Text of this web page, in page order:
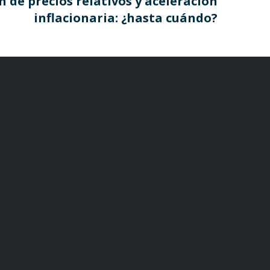
inflacionaria: ¿hasta cuándo?